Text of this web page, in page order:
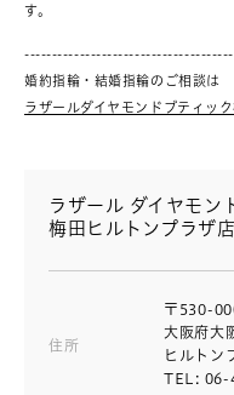
す。
婚約指輪・結婚指輪のご相談は
ラザールダイヤモンドブティッ
ラザール ダイヤモン
梅田ヒルトンプラザ
住所
〒530-
大阪府大
ヒルトン
TEL: 06-